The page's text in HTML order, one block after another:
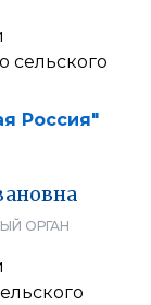
сельского
Россия"
ОРГАН